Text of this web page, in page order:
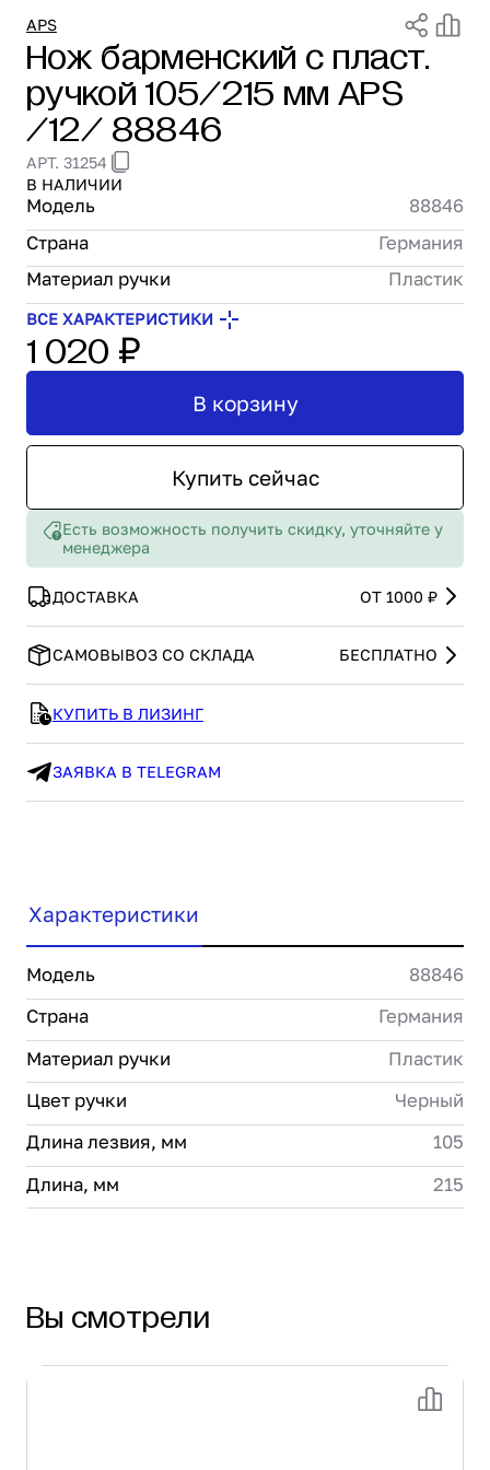
Проектирование
Сервис и монтаж
ПОКУПАТЕЛЯМ
Доставка и оплата
Гарантия и возврат
Лизинг
Акции
О GRANBAZAR
О нас
Бренды
Контакты
APS
Нож барменский с пласт.
ручкой 105/215 мм APS
/12/ 88846
АРТ. 31254
В НАЛИЧИИ
Модель
88846
Страна
Германия
Материал ручки
Пластик
ВСЕ ХАРАКТЕРИСТИКИ
1 020 ₽
Купить сейчас
В корзину
Есть возможность получить скидку, уточняйте у
менеджера
ДОСТАВКА ОТ 1000 ₽
САМОВЫВОЗ СО СКЛАДА БЕСПЛАТНО
КУПИТЬ В ЛИЗИНГ
ЗАЯВКА В TELEGRAM
Характеристики
Модель
88846
Страна
Германия
Материал ручки
Пластик
Цвет ручки
Черный
Длина лезвия, мм
105
Длина, мм
215
Вы смотрели